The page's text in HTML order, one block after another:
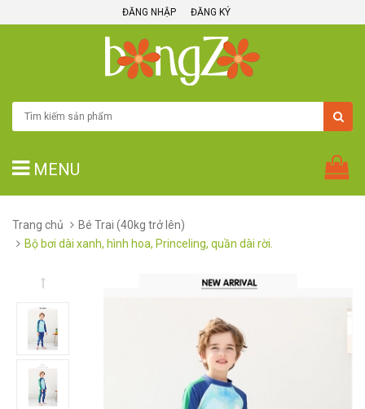
ĐĂNG NHẬP ĐĂNG KÝ
MENU
Trang chủ
Bé Trai (40kg trở lên)
Bộ bơi dài xanh, hình hoa, Princeling, quần dài rời.